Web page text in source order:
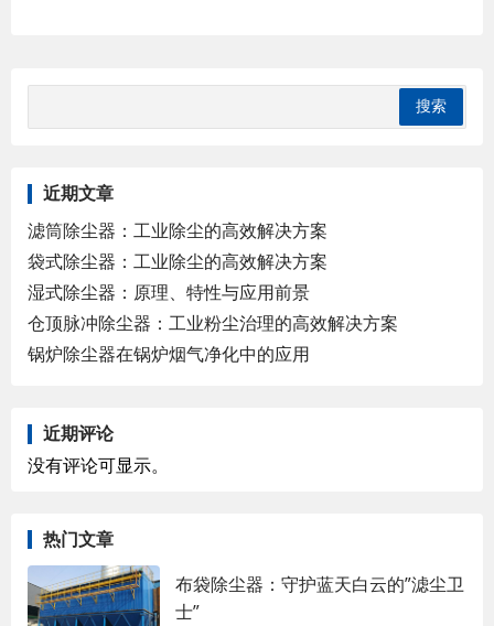
近期文章
滤筒除尘器：工业除尘的高效解决方案
袋式除尘器：工业除尘的高效解决方案
湿式除尘器：原理、特性与应用前景
仓顶脉冲除尘器：工业粉尘治理的高效解决方案
锅炉除尘器在锅炉烟气净化中的应用
近期评论
没有评论可显示。
热门文章
布袋除尘器：守护蓝天白云的”滤尘卫
士”